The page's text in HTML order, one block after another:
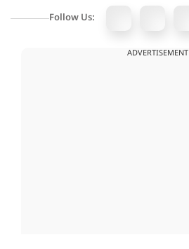
Follow Us:
ADVERTISEMENT